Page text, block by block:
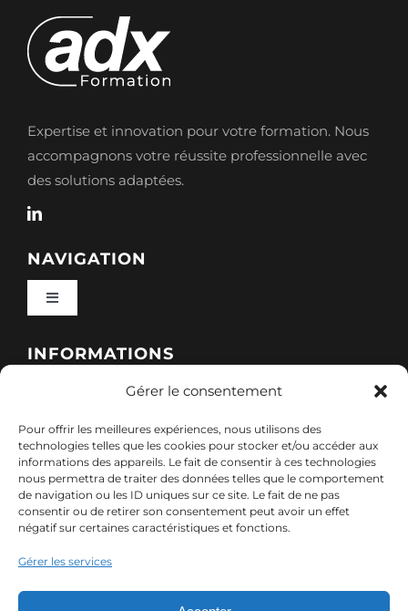
Gérer le consentement
Pour offrir les meilleures expériences, nous utilisons des
technologies telles que les cookies pour stocker et/ou accéder aux
informations des appareils. Le fait de consentir à ces technologies
nous permettra de traiter des données telles que le comportement
de navigation ou les ID uniques sur ce site. Le fait de ne pas
consentir ou de retirer son consentement peut avoir un effet
négatif sur certaines caractéristiques et fonctions.
Gérer les services
Expertise et innovation pour votre formation. Nous
accompagnons votre réussite professionnelle avec
des solutions adaptées.
NAVIGATION
Toggle
Qui sommes-nous ?
Nos sessions
Ressources
Contact
INFORMATIONS
Politique de cookies (UE)
Mentions légales
Politique de confidentialité des données (RGPD)
CONTACT
7, rue de Marigné-Peuton – 53200 Château-
Gontier
contact@adx-formation.com